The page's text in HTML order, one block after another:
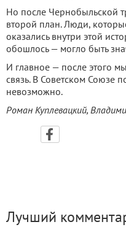
Но после Чернобыльской
второй план. Люди,
оказались внутри этой
обошлось — могло быть
И главное — после этого
связь. В Советском Союзе
невозможно.
Роман Куплевацкий,
Лучший